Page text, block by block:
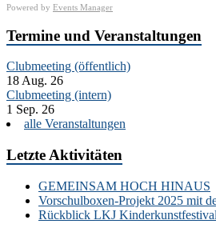
Powered by Events Manager
Termine und Veranstaltungen
Clubmeeting (öffentlich)
18 Aug. 26
Clubmeeting (intern)
1 Sep. 26
alle Veranstaltungen
Letzte Aktivitäten
GEMEINSAM HOCH HINAUS
Vorschulboxen-Projekt 2025 mit
Rückblick LKJ